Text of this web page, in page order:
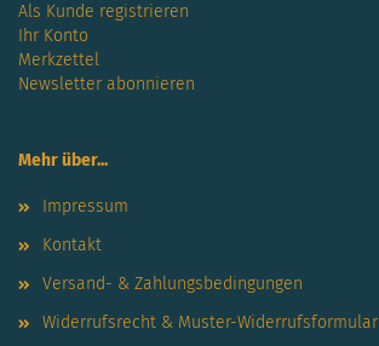
Als Kunde registrieren
Ihr Konto
Merkzettel
Newsletter abonnieren
Mehr über...
Impressum
Kontakt
Versand- & Zahlungsbedingungen
Widerrufsrecht & Muster-Widerrufsformular